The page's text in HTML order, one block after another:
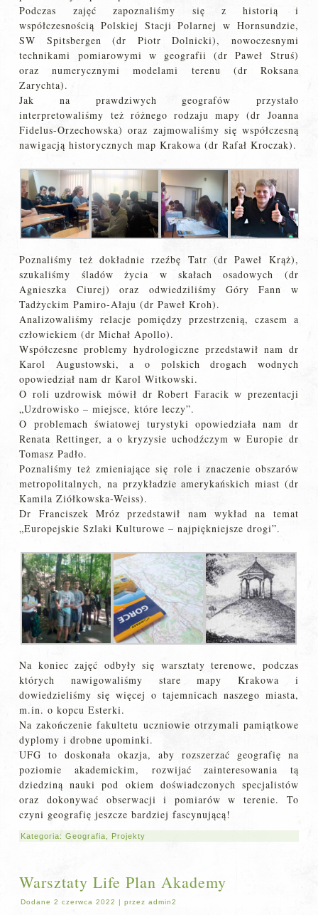
Podczas zajęć zapoznaliśmy się z historią i
współczesnością Polskiej Stacji Polarnej w Hornsundzie,
SW Spitsbergen (dr Piotr Dolnicki), nowoczesnymi
technikami pomiarowymi w geografii (dr Paweł Struś)
oraz numerycznymi modelami terenu (dr Roksana
Zarychta).
Jak na prawdziwych geografów przystało
interpretowaliśmy też różnego rodzaju mapy (dr Joanna
Fidelus-Orzechowska) oraz zajmowaliśmy się współczesną
nawigacją historycznych map Krakowa (dr Rafał Kroczak).
Poznaliśmy też dokładnie rzeźbę Tatr (dr Paweł Krąż),
szukaliśmy śladów życia w skałach osadowych (dr
Agnieszka Ciurej) oraz odwiedziliśmy Góry Fann w
Tadżyckim Pamiro-Ałaju (dr Paweł Kroh).
Analizowaliśmy relacje pomiędzy przestrzenią, czasem a
człowiekiem (dr Michał Apollo).
Współczesne problemy hydrologiczne przedstawił nam dr
Karol Augustowski, a o polskich drogach wodnych
opowiedział nam dr Karol Witkowski.
O roli uzdrowisk mówił dr Robert Faracik w prezentacji
„Uzdrowisko – miejsce, które leczy”.
O problemach światowej turystyki opowiedziała nam dr
Renata Rettinger, a o kryzysie uchodźczym w Europie dr
Tomasz Padło.
Poznaliśmy też zmieniające się role i znaczenie obszarów
metropolitalnych, na przykładzie amerykańskich miast (dr
Kamila Ziółkowska-Weiss).
Dr Franciszek Mróz przedstawił nam wykład na temat
„Europejskie Szlaki Kulturowe – najpiękniejsze drogi”.
Na koniec zajęć odbyły się warsztaty terenowe, podczas
których nawigowaliśmy stare mapy Krakowa i
dowiedzieliśmy się więcej o tajemnicach naszego miasta,
m.in. o kopcu Esterki.
Na zakończenie fakultetu uczniowie otrzymali pamiątkowe
dyplomy i drobne upominki.
UFG to doskonała okazja, aby rozszerzać geografię na
poziomie akademickim, rozwijać zainteresowania tą
dziedziną nauki pod okiem doświadczonych specjalistów
oraz dokonywać obserwacji i pomiarów w terenie. To
czyni geografię jeszcze bardziej fascynującą!
Kategoria:Geografia Projekty
Warsztaty Life Plan Akademy
Dodane 2 czerwca 2022 |przez admin2